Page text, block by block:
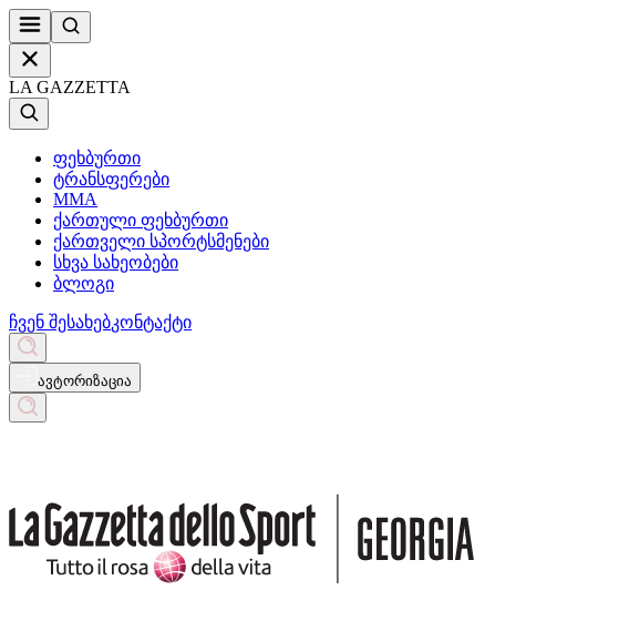
LA GAZZETTA
ფეხბურთი
ტრანსფერები
MMA
ქართული ფეხბურთი
ქართველი სპორტსმენები
სხვა სახეობები
ბლოგი
ჩვენ შესახებკონტაქტი
ავტორიზაცია